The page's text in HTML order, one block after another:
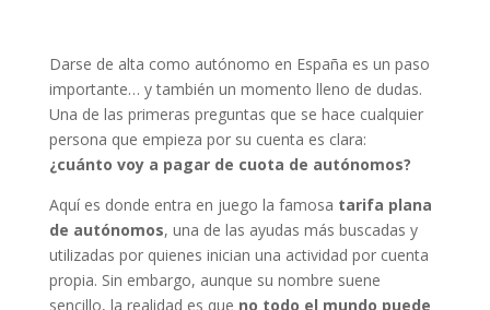
Darse de alta como autónomo en España es un paso
importante… y también un momento lleno de dudas.
Una de las primeras preguntas que se hace cualquier
persona que empieza por su cuenta es clara:
¿cuánto voy a pagar de cuota de autónomos?
Aquí es donde entra en juego la famosa tarifa plana
de autónomos, una de las ayudas más buscadas y
utilizadas por quienes inician una actividad por cuenta
propia. Sin embargo, aunque su nombre suene
sencillo, la realidad es que no todo el mundo puede